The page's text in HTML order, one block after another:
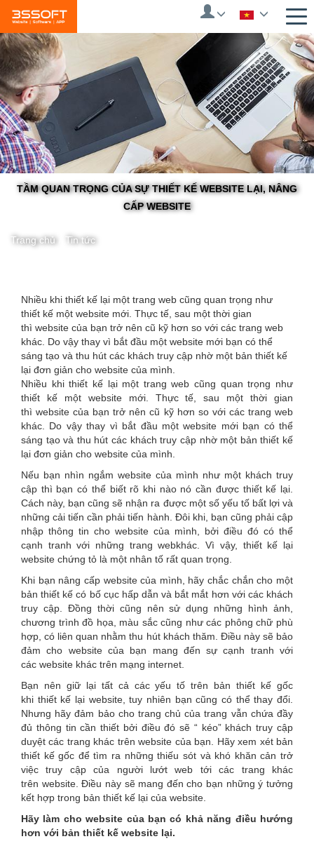
main
content
TẦM QUAN TRỌNG CỦA SỰ THIẾT KẾ WEBSITE LẠI, NÂNG
CẤP WEBSITE
Trang chủ Tin tức
You
are
here
Nhiều khi thiết kế lại một trang web cũng quan trọng như
thiết kế một website mới. Thực tế, sau một thời gian
thì website của bạn trở nên cũ kỹ hơn so với các trang web
khác. Do vậy thay vì bắt đầu một website mới bạn có thể
sáng tạo và thu hút các khách truy cập nhờ một bản thiết kế
lại đơn giản cho website của mình.
Nhiều khi thiết kế lại một trang web cũng quan trọng như
thiết kế một website mới. Thực tế, sau một thời gian
thì website của bạn trở nên cũ kỹ hơn so với các trang web
khác. Do vậy thay vì bắt đầu một website mới bạn có thể
sáng tạo và thu hút các khách truy cập nhờ một bản thiết kế
lại đơn giản cho website của mình.
Nếu bạn nhìn ngắm website của mình như một khách truy
cập thì bạn có thể biết rõ khi nào nó cần được thiết kế lại.
Cách này, bạn cũng sẽ nhận ra được một số yếu tố bất lợi và
những cải tiến cần phải tiến hành. Đôi khi, bạn cũng phải cập
nhập thông tin cho website của mình, bởi điều đó có thể
cạnh tranh với những trang webkhác. Vì vậy, thiết kế lại
website chứng tỏ là một nhân tố rất quan trọng.
Khi bạn nâng cấp website của mình, hãy chắc chắn cho một
bản thiết kế có bố cục hấp dẫn và bắt mắt hơn với các khách
truy cập. Đồng thời cũng nên sử dụng những hình ảnh,
chương trình đồ họa, màu sắc cũng như các phông chữ phù
hợp, có liên quan nhằm thu hút khách thăm. Điều này sẽ bảo
đảm cho website của bạn mang đến sự cạnh tranh với
các website khác trên mạng internet.
Bạn nên giữ lại tất cả các yếu tố trên bản thiết kế gốc
khi thiết kế lại website, tuy nhiên bạn cũng có thể thay đổi.
Nhưng hãy đảm bảo cho trang chủ của trang vẫn chứa đầy
đủ thông tin cần thiết bởi điều đó sẽ “ kéo” khách truy cập
duyệt các trang khác trên website của bạn. Hãy xem xét bản
thiết kế gốc để tìm ra những thiếu sót và khó khăn cản trở
việc truy cập của người lướt web tới các trang khác
trên website. Điều này sẽ mang đến cho bạn những ý tưởng
kết hợp trong bản thiết kế lại của website.
Hãy làm cho website của bạn có khả năng điều hướng
hơn với bản thiết kế website lại.